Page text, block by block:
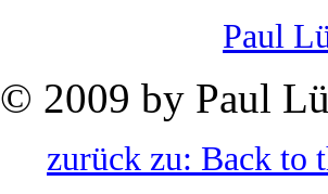
Paul
© 2009 by Paul
zurück zu: Back to